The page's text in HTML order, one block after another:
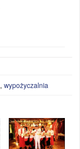
, wypożyczalnia